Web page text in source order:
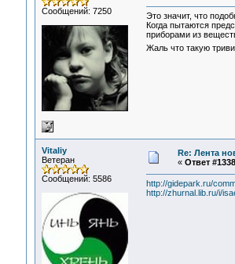
Сообщений: 7250
Это значит, что
Когда пытаются
приборами из
Жаль что такую
Vitaliy
Ветеран
Сообщений: 5586
Re: Лента
« Ответ
http://gidepark.ru/
http://zhurnal.lib.ru/i/